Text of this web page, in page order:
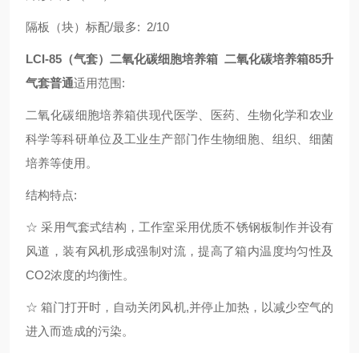
隔板（块）标配/最多: 2/10
LCI-85（气套）二氧化碳细胞培养箱 二氧化碳培养箱85升
气套普通适用范围:
二氧化碳细胞培养箱供现代医学、医药、生物化学和农业
科学等科研单位及工业生产部门作生物细胞、组织、细菌
培养等使用。
结构特点:
☆ 采用气套式结构，工作室采用优质不锈钢板制作并设有
风道，装有风机形成强制对流，提高了箱内温度均匀性及
CO2浓度的均衡性。
☆ 箱门打开时，自动关闭风机,并停止加热，以减少空气的
进入而造成的污染。